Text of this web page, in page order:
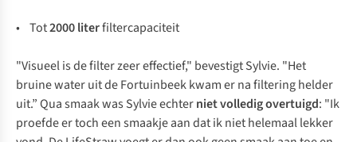
• Tot2000 literfiltercapaciteit
"Visueel is de filter zeer effectief," bevestigt Sylvie. "Het
bruine water uit de Fortuinbeek kwam er na filtering helder
uit.” Qua smaak was Sylvie echterniet volledig overtuigd: "Ik
proefde er toch een smaakje aan dat ik niet helemaal lekker